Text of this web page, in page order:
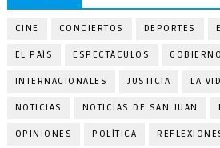
CINE CONCIERTOS DEPORTES
EL PAÍS ESPECTÁCULOS GOBIERNO
INTERNACIONALES JUSTICIA LA
NOTICIAS NOTICIAS DE SAN JUAN
OPINIONES POLÍTICA